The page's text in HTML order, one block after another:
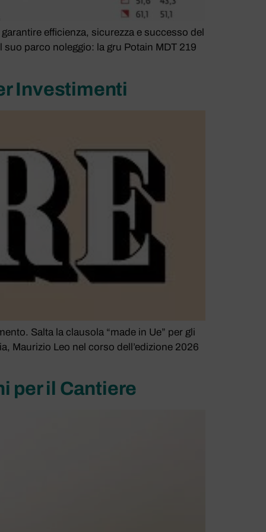
efficienza, sicurezza e successo del
parco noleggio: la gru Potain MDT 219
Investimenti
Salta la clausola “made in Ue” per gli
Maurizio Leo nel corso dell’edizione 2026
per il Cantiere